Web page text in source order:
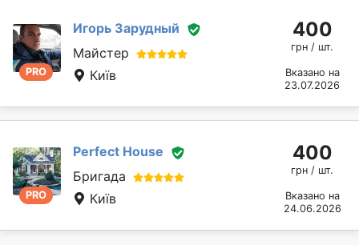
PRO
Игорь Зарудный
Майстер
Київ
400
грн / шт.
Вказано на
23.07.2026
PRO
Perfect House
Бригада
Київ
400
грн / шт.
Вказано на
24.06.2026